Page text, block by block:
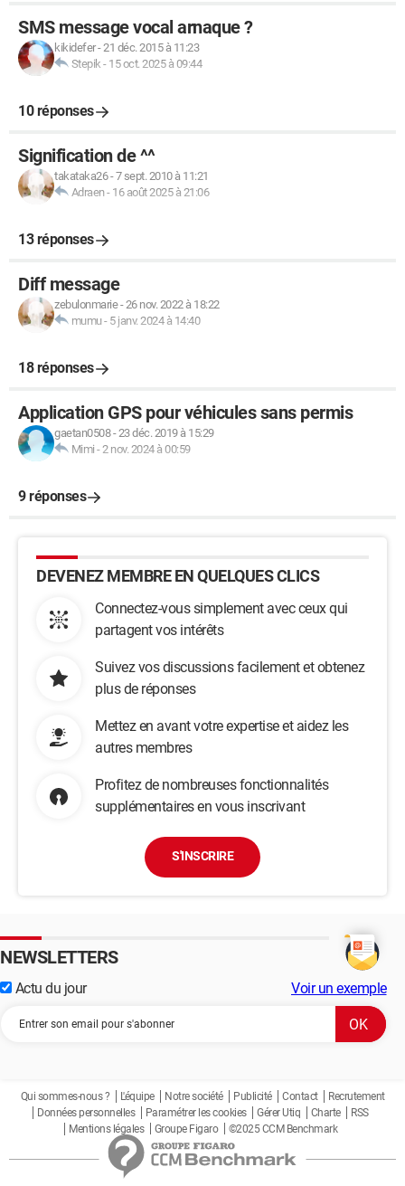
SMS message vocal arnaque ?
kikidefer-21 déc. 2015 à 11:23
Stepik - 15 oct. 2025 à 09:44
10 réponses
Signification de ^^
takataka26-7 sept. 2010 à 11:21
Adraen- 16 août 2025 à 21:06
13 réponses
Diff message
zebulonmarie-26 nov. 2022 à 18:22
mumu- 5 janv. 2024 à 14:40
18 réponses
Application GPS pour véhicules sans permis
gaetan0508-23 déc. 2019 à 15:29
Mimi -2 nov. 2024 à 00:59
9 réponses
DEVENEZ MEMBRE EN QUELQUES CLICS
Connectez-vous simplement avec ceux qui
partagent vos intérêts
Suivez vos discussions facilement et obtenez
plus de réponses
Mettez en avant votre expertise et aidez les
autres membres
Profitez de nombreuses fonctionnalités
supplémentaires en vous inscrivant
S'INSCRIRE
NEWSLETTERS
Actu du jour Voir un exemple
Qui sommes-nous ? L'équipe Notre société Publicité Contact
Recrutement
Données personnelles
Paramétrer les cookies Gérer Utiq Charte
RSS
Mentions légales
Groupe Figaro ©2025 CCM Benchmark